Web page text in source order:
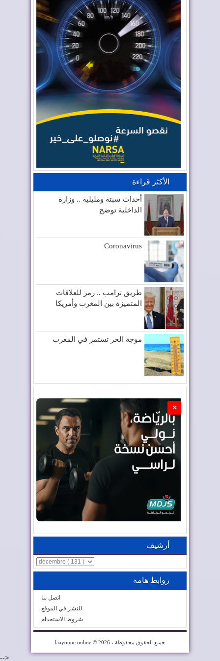
الأكثر قراءة
أحداث سبتة ومليلية .. وزارة
الداخلية توضح
Coronavirus
طريق ترامب .. رمز للعلاقات
المتميزة بين المغرب وأمريكا
موجة الحر تستمر في المغرب
×
أرشيف
روابط هامة
اتصل بنا
للنشر في الموقع
شروط الاستخدام
laayoune online © 2026 ، جميع الحقوق محفوظة
-->